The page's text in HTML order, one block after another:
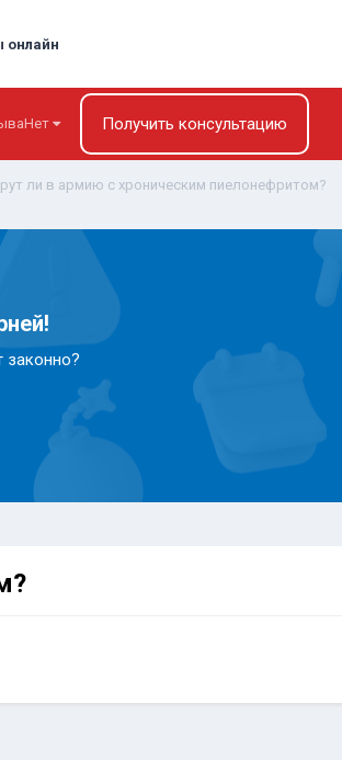
онлайн
Получить консультацию
ли в армию с хроническим пиелонефритом?
законно?